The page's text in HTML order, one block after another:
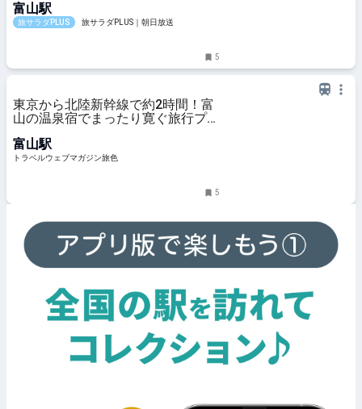
富山駅
旅サラダPLUS 旅サラダPLUS｜朝日放送
5
東京から北陸新幹線で約2時間！富
山の温泉宿でまったり寛ぐ旅行プラ
富山駅
トラベルウェブマガジン旅色
5